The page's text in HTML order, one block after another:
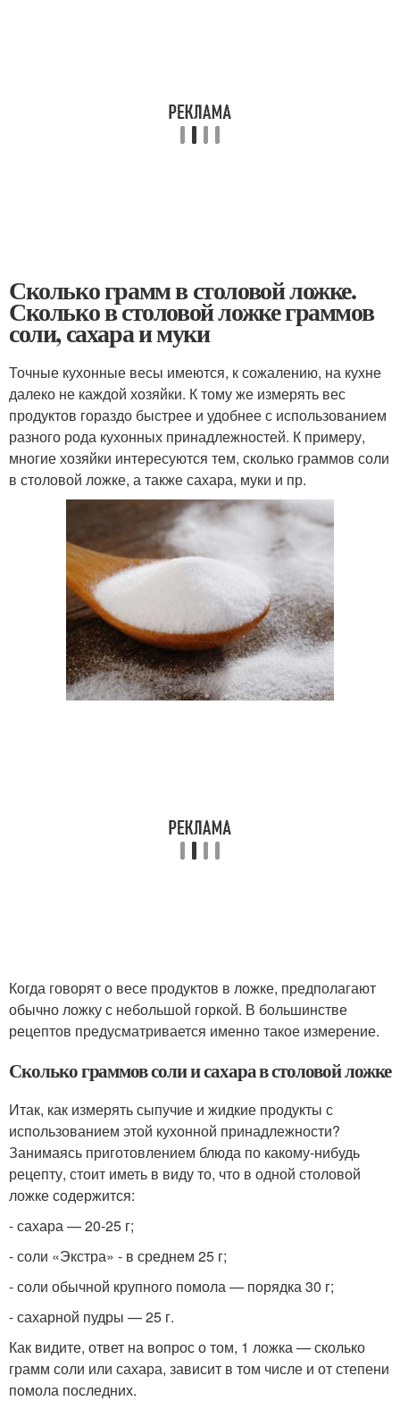
Сколько грамм в столовой ложке.
Сколько в столовой ложке граммов
соли, сахара и муки
Точные кухонные весы имеются, к сожалению, на кухне
далеко не каждой хозяйки. К тому же измерять вес
продуктов гораздо быстрее и удобнее с использованием
разного рода кухонных принадлежностей. К примеру,
многие хозяйки интересуются тем, сколько граммов соли
в столовой ложке, а также сахара, муки и пр.
Когда говорят о весе продуктов в ложке, предполагают
обычно ложку с небольшой горкой. В большинстве
рецептов предусматривается именно такое измерение.
Сколько граммов соли и сахара в столовой ложке
Итак, как измерять сыпучие и жидкие продукты с
использованием этой кухонной принадлежности?
Занимаясь приготовлением блюда по какому-нибудь
рецепту, стоит иметь в виду то, что в одной столовой
ложке содержится:
- сахара — 20-25 г;
- соли «Экстра» - в среднем 25 г;
- соли обычной крупного помола — порядка 30 г;
- сахарной пудры — 25 г.
Как видите, ответ на вопрос о том, 1 ложка — сколько
грамм соли или сахара, зависит в том числе и от степени
помола последних.